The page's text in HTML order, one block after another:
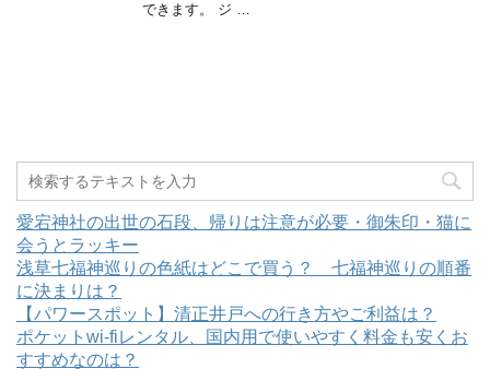
できます。 ジ …
愛宕神社の出世の石段、帰りは注意が必要・御朱印・猫に
会うとラッキー
浅草七福神巡りの色紙はどこで買う？ 七福神巡りの順番
に決まりは？
【パワースポット】清正井戸への行き方やご利益は？
ポケットwi-fiレンタル、国内用で使いやすく料金も安くお
すすめなのは？